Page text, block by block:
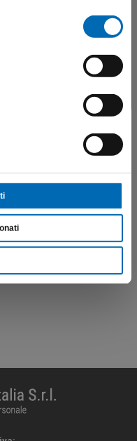
per visitare il sito,